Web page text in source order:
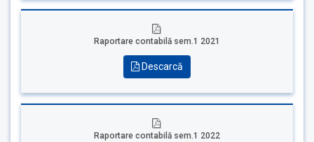
Raportare contabilă sem.1 2021
Descarcă
Raportare contabilă sem.1 2022